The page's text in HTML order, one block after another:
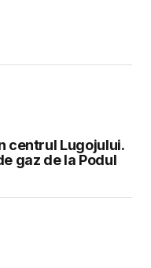
centrul Lugojului.
gaz de la Podul